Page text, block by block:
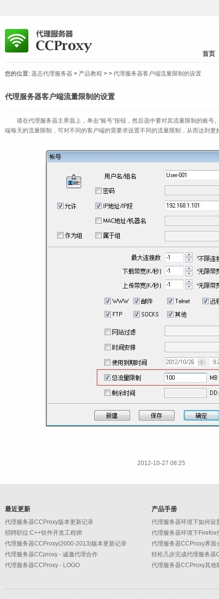
首页
您的位置: 遥志代理服务器 > 产品教程 > > 代理服务器客户端流量限制的设置
代理服务器客户端流量限制的设置
请在代理服务器主界面上，单击“账号”按钮，然后选中要对其流量限制的账号
端每天的流量限制，可对不同的客户端的需要求设置不同的流量限制，从而达到更
2012-10-27 08:25
最近更新
代理服务器CCProxy版本更新记录
招聘职位:C++软件开发工程师
代理服务器CCProxy(2000-2013)版本更新记录
代理服务器CCproxy - 诚邀代理合作
代理服务器CCProxy - LOGO
产品手册
代理服务器环境下如何设
代理服务器环境下Firefox
代理服务器CCProxy界面
轻松几步完成代理服务器
代理服务器CCProxy其他